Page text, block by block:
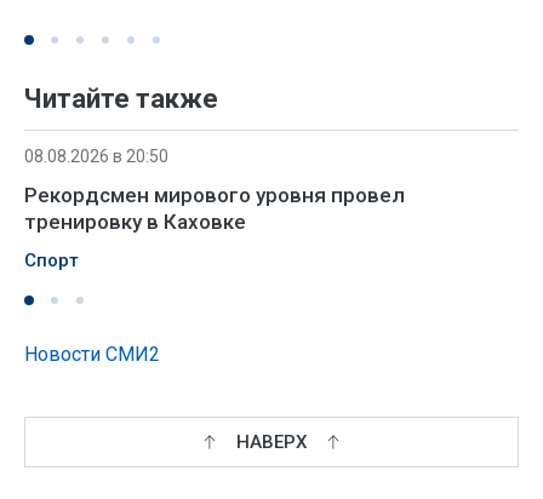
Читайте также
08.08.2026 в 20:50
Рекордсмен мирового уровня провел
тренировку в Каховке
Спорт
Новости СМИ2
НАВЕРХ